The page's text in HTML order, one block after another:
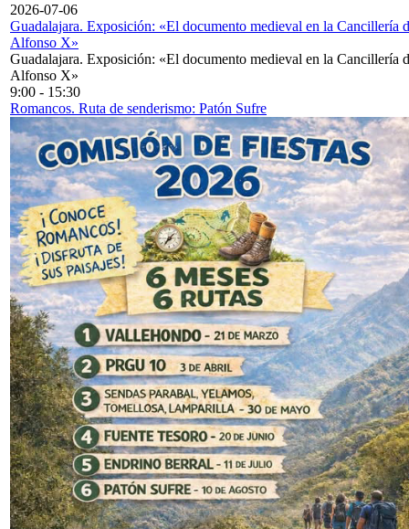
2026-07-06
Guadalajara. Exposición: «El documento medieval en la Cancillería
Alfonso X»
Guadalajara. Exposición: «El documento medieval en la Cancillería
Alfonso X»
9:00 - 15:30
Romancos. Ruta de senderismo: Patón Sufre